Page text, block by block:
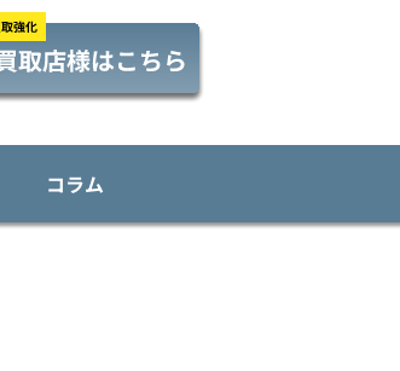
コラム